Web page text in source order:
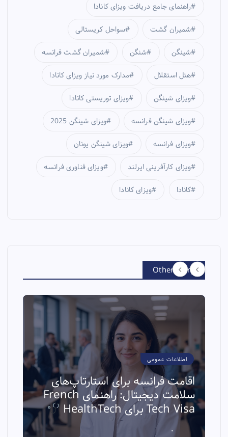
راهنمای جامع دریافت ویزای کانادا
سواحل کریستالی شمیران گشت
شمیران گشت فرانسه شنگن شینگن
مدارک مورد نیاز ویزای کانادا هتل استقلال
ویزای توریستی کانادا ویزای شینگن
ویزای شینگن 2025 ویزای شینگن فرانسه
ویزای شینگن یونان ویزای فرانسه
ویزای فناوری فرانسه ویزای کارآفرینی ایرلند
ویزای کانادا کانادا
Other Story
اطلاعات عمومی
اقامت فرانسه برای استارتاپ‌های
سلامت دیجیتال: راهنمای French
Tech Visa برای HealthTech